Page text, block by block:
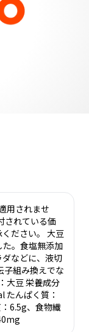
用されませ
れている価
ださい。 大豆
。食塩無添加
などに、液切
子組み換えでな
大豆 栄養成分
たんぱく質：
6.5g、食物繊